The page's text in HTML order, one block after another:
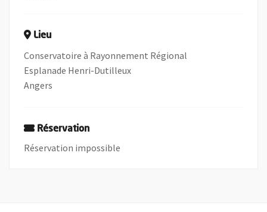
Lieu
Conservatoire à Rayonnement Régional
Esplanade Henri-Dutilleux
Angers
Réservation
Réservation impossible